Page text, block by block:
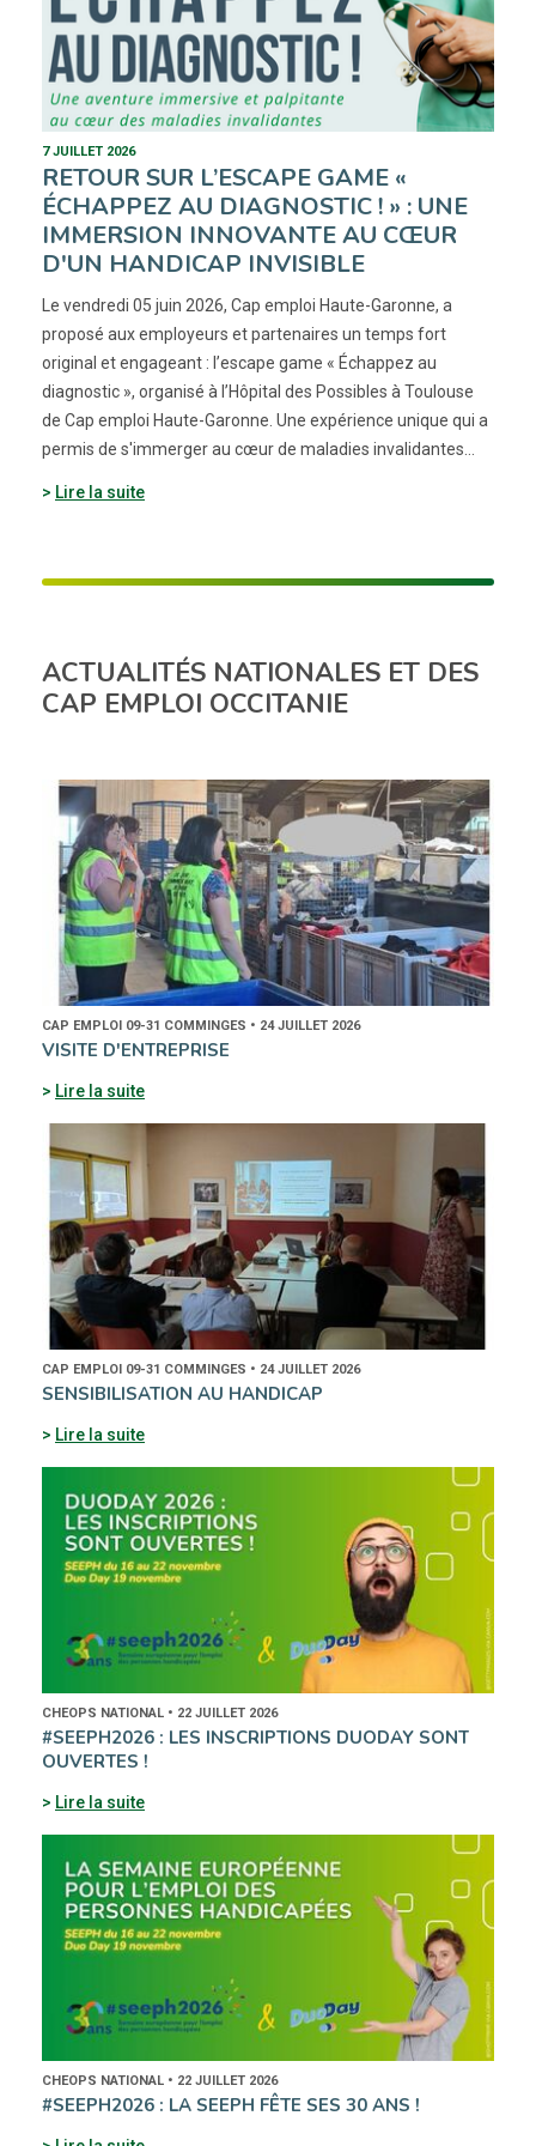
7 JUILLET 2026
RETOUR SUR L’ESCAPE GAME «
ÉCHAPPEZ AU DIAGNOSTIC ! » : UNE
IMMERSION INNOVANTE AU CŒUR
D'UN HANDICAP INVISIBLE
Le vendredi 05 juin 2026, Cap emploi Haute-Garonne, a
proposé aux employeurs et partenaires un temps fort
original et engageant : l’escape game « Échappez au
diagnostic », organisé à l’Hôpital des Possibles à Toulouse
de Cap emploi Haute-Garonne. Une expérience unique qui a
permis de s'immerger au cœur de maladies invalidantes…
Lire la suite
ACTUALITÉS NATIONALES ET DES
CAP EMPLOI OCCITANIE
CAP EMPLOI 09-31 COMMINGES • 24 JUILLET 2026
VISITE D'ENTREPRISE
Lire la suite
CAP EMPLOI 09-31 COMMINGES • 24 JUILLET 2026
SENSIBILISATION AU HANDICAP
Lire la suite
CHEOPS NATIONAL • 22 JUILLET 2026
#SEEPH2026 : LES INSCRIPTIONS DUODAY SONT
OUVERTES !
Lire la suite
CHEOPS NATIONAL • 22 JUILLET 2026
#SEEPH2026 : LA SEEPH FÊTE SES 30 ANS !